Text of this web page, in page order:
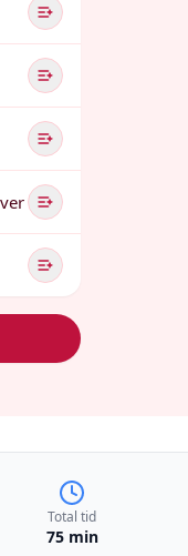
Total tid
75 min